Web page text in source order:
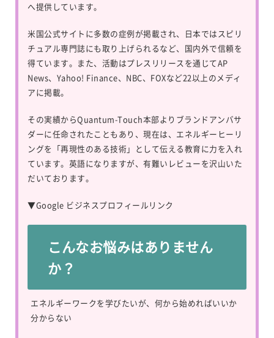
へ提供しています。
米国公式サイトに多数の症例が掲載され、日本ではスピリ
チュアル専門誌にも取り上げられるなど、国内外で信頼を
得ています。また、活動はプレスリリースを通じてAP
News、Yahoo! Finance、NBC、FOXなど22以上のメディ
アに掲載。
その実績からQuantum-Touch本部よりブランドアンバサ
ダーに任命されたこともあり、現在は、エネルギーヒーリ
ングを「再現性のある技術」として伝える教育に力を入れ
ています。英語になりますが、有難いレビューを沢山いた
だいております。
▼Google ビジネスプロフィールリンク
こんなお悩みはありません
か？
エネルギーワークを学びたいが、何から始めればいいか
分からない